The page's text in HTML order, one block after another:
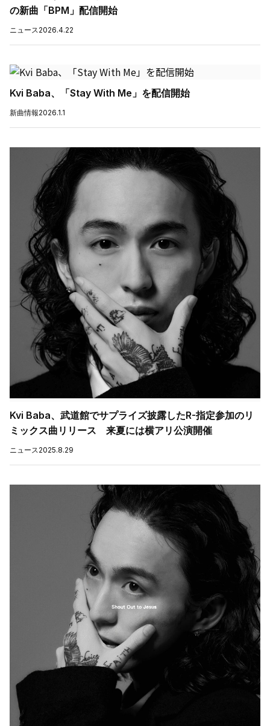
の新曲「BPM」配信開始
ニュース2026.4.22
Kvi Baba、「Stay With Me」を配信開始
新曲情報2026.1.1
Kvi Baba、武道館でサプライズ披露したR-指定参加のリ
ミックス曲リリース 来夏には横アリ公演開催
ニュース2025.8.29